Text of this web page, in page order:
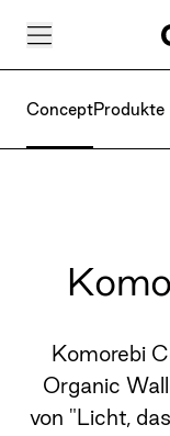
ConceptProdukte
Komorebi
Organic
von "Licht,